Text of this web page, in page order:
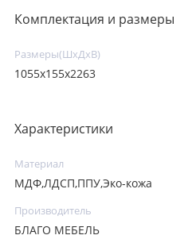
Комплектация и размеры
Размеры(ШхДхВ)
1055х155х2263
Характеристики
Материал
МДФ,ЛДСП,ППУ,Эко-кожа
Производитель
БЛАГО МЕБЕЛЬ